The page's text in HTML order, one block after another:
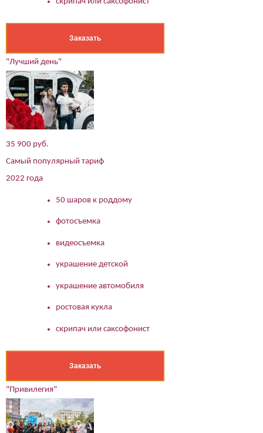
Заказать
"Лучший день"
35 900 руб.
Самый популярный тариф
2022 года
50 шаров к роддому
фотосъемка
видеосъемка
украшение детской
украшение автомобиля
ростовая кукла
скрипач или саксофонист
Заказать
"Привилегия"